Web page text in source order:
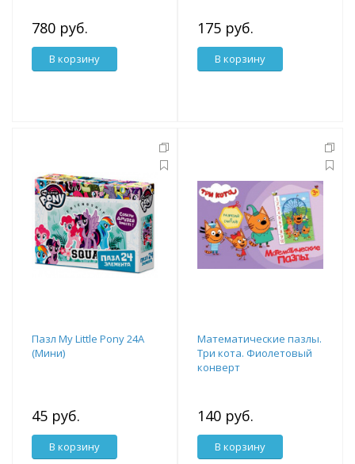
780 руб.
В корзину
175 руб.
В корзину
Пазл My Little Pony 24А
(Мини)
45 руб.
В корзину
Математические пазлы.
Три кота. Фиолетовый
конверт
140 руб.
В корзину